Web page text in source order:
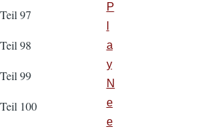
Teil 97
Teil 98
Teil 99
Teil 100
P
a
y
N
e
e